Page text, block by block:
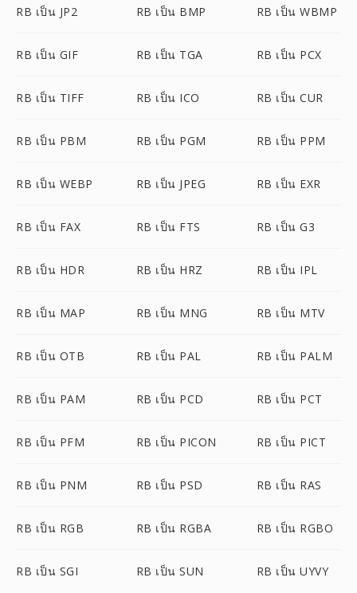
RB เป็น JP2 RB เป็น BMP RB เป็น WBMP
RB เป็น GIF RB เป็น TGA RB เป็น PCX
RB เป็น TIFF RB เป็น ICO RB เป็น CUR
RB เป็น PBM RB เป็น PGM RB เป็น PPM
RB เป็น WEBP RB เป็น JPEG RB เป็น EXR
RB เป็น FAX RB เป็น FTS RB เป็น G3
RB เป็น HDR RB เป็น HRZ RB เป็น IPL
RB เป็น MAP RB เป็น MNG RB เป็น MTV
RB เป็น OTB RB เป็น PAL RB เป็น PALM
RB เป็น PAM RB เป็น PCD RB เป็น PCT
RB เป็น PFM RB เป็น PICON RB เป็น PICT
RB เป็น PNM RB เป็น PSD RB เป็น RAS
RB เป็น RGB RB เป็น RGBA RB เป็น RGBO
RB เป็น SGI RB เป็น SUN RB เป็น UYVY